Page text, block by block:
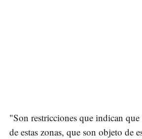
"Son restricciones que indican
de estas zonas, que son objeto de